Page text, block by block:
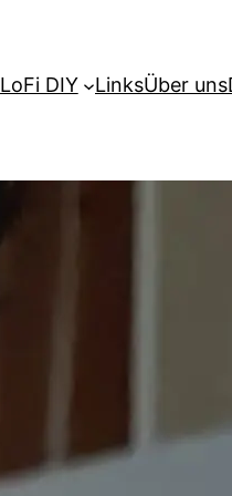
LoFi DIY LinksÜber uns